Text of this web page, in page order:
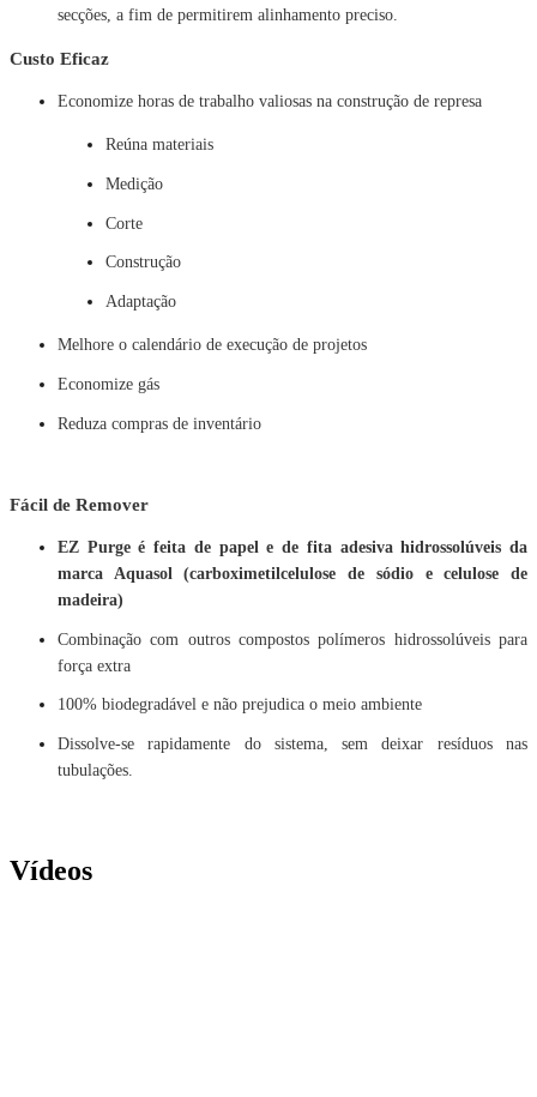
secções, a fim de permitirem alinhamento preciso.
Custo Eficaz
Economize horas de trabalho valiosas na construção de represa
Reúna materiais
Medição
Corte
Construção
Adaptação
Melhore o calendário de execução de projetos
Economize gás
Reduza compras de inventário
Fácil de Remover
EZ Purge é feita de papel e de fita adesiva hidrossolúveis da
marca Aquasol (carboximetilcelulose de sódio e celulose de
madeira)
Combinação com outros compostos polímeros hidrossolúveis para
força extra
100% biodegradável e não prejudica o meio ambiente
Dissolve-se rapidamente do sistema, sem deixar resíduos nas
tubulações.
Vídeos